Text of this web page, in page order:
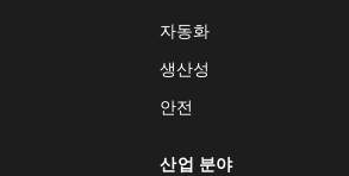
자동화
생산성
안전
산업 분야